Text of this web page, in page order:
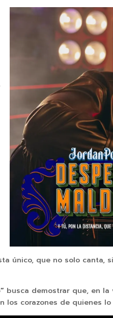
único, que no solo canta,
busca demostrar que, en
corazones de quienes lo